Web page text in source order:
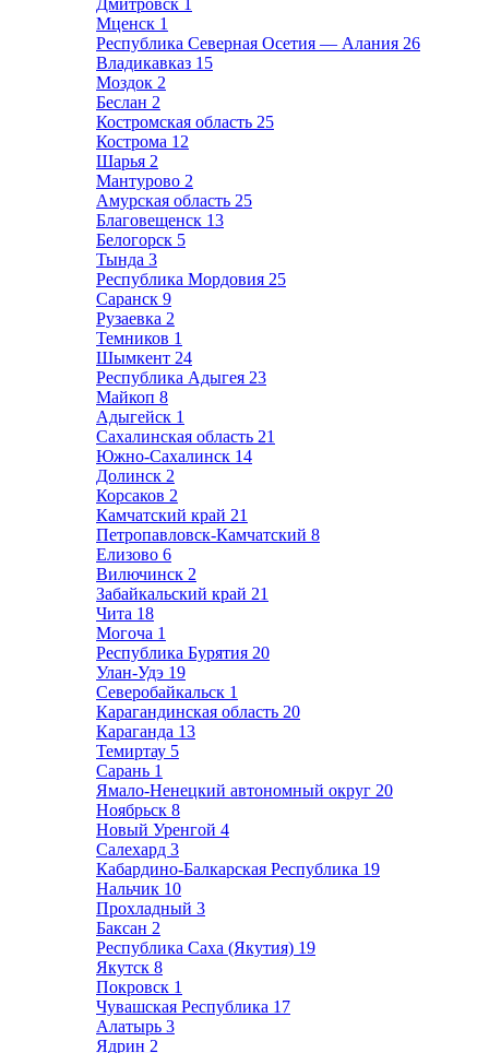
Дмитровск 1
Мценск 1
Республика Северная Осетия — Алания 26
Владикавказ 15
Моздок 2
Беслан 2
Костромская область 25
Кострома 12
Шарья 2
Мантурово 2
Амурская область 25
Благовещенск 13
Белогорск 5
Тында 3
Республика Мордовия 25
Саранск 9
Рузаевка 2
Темников 1
Шымкент 24
Республика Адыгея 23
Майкоп 8
Адыгейск 1
Сахалинская область 21
Южно-Сахалинск 14
Долинск 2
Корсаков 2
Камчатский край 21
Петропавловск-Камчатский 8
Елизово 6
Вилючинск 2
Забайкальский край 21
Чита 18
Могоча 1
Республика Бурятия 20
Улан-Удэ 19
Северобайкальск 1
Карагандинская область 20
Караганда 13
Темиртау 5
Сарань 1
Ямало-Ненецкий автономный округ 20
Ноябрьск 8
Новый Уренгой 4
Салехард 3
Кабардино-Балкарская Республика 19
Нальчик 10
Прохладный 3
Баксан 2
Республика Саха (Якутия) 19
Якутск 8
Покровск 1
Чувашская Республика 17
Алатырь 3
Ядрин 2